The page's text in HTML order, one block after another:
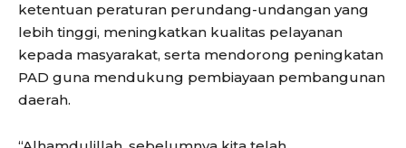
ketentuan peraturan perundang-undangan yang
lebih tinggi, meningkatkan kualitas pelayanan
kepada masyarakat, serta mendorong peningkatan
PAD guna mendukung pembiayaan pembangunan
daerah.